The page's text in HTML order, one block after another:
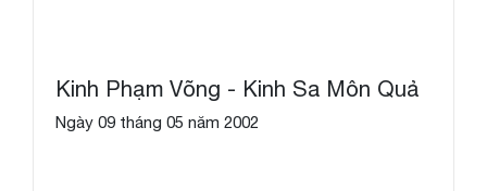
Kinh Phạm Võng - Kinh Sa Môn Quả
Ngày 09 tháng 05 năm 2002